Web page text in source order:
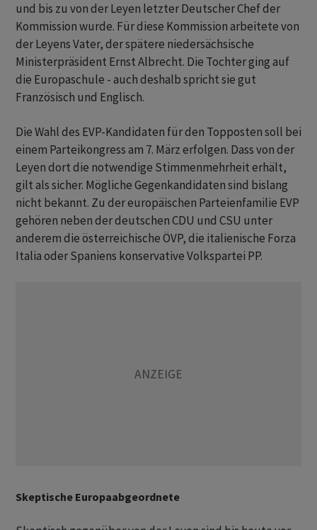
und bis zu von der Leyen letzter Deutscher Chef der
Kommission wurde. Für diese Kommission arbeitete von
der Leyens Vater, der spätere niedersächsische
Ministerpräsident Ernst Albrecht. Die Tochter ging auf
die Europaschule - auch deshalb spricht sie gut
Französisch und Englisch.
Die Wahl des EVP-Kandidaten für den Topposten soll bei
einem Parteikongress am 7. März erfolgen. Dass von der
Leyen dort die notwendige Stimmenmehrheit erhält,
gilt als sicher. Mögliche Gegenkandidaten sind bislang
nicht bekannt. Zu der europäischen Parteienfamilie EVP
gehören neben der deutschen CDU und CSU unter
anderem die österreichische ÖVP, die italienische Forza
Italia oder Spaniens konservative Volkspartei PP.
Skeptische Europaabgeordnete